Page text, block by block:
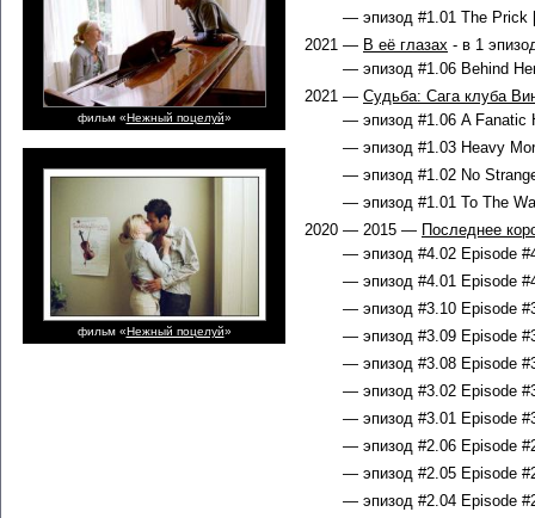
фильм «Нежный поцелуй»
фильм «Нежный поцелуй»
— эпизод #1.01 The Prick
2021 — В её глазах - в 1
— эпизод #1.06 Behind
2021 — Судьба: Сага клуба
— эпизод #1.06 A Fanatic
— эпизод #1.03 Heavy
— эпизод #1.02 No
— эпизод #1.01 To The
2020 — 2015 — Последнее
— эпизод #4.02 Episode
— эпизод #4.01 Episode
— эпизод #3.10 Episode
— эпизод #3.09 Episode
— эпизод #3.08 Episode
— эпизод #3.02 Episode
— эпизод #3.01 Episode
— эпизод #2.06 Episode
— эпизод #2.05 Episode
— эпизод #2.04 Episode